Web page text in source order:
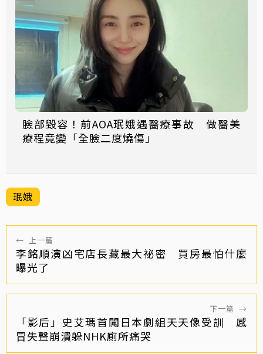
臉部毀容！前AOA珉娥遇醫療事故 做醫美
療程竟變「全臉二度燒傷」
珉娥
← 上一篇
李銘順演凶宅店長藏最大祕密 買房最怕什麼
曝光了
下一篇 →
「影后」史艾瑪首闖日本劇組天天像受訓 感
冒失聲崩潰躲NHK廁所痛哭